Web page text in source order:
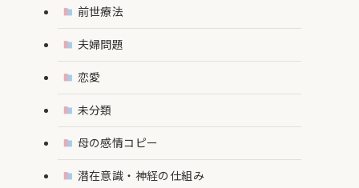
前世療法
夫婦問題
恋愛
未分類
母の感情コピー
潜在意識・神経の仕組み